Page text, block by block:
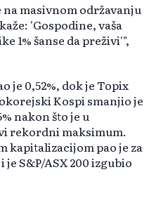
masivnom održavanju
'Gospodine, vaša
1% šanse da preživi'",
je 0,52%, dok je Topix
Kospi smanjio je
nakon što je u
rekordni maksimum.
kapitalizacijom pao je za
je S&P/ASX 200 izgubio